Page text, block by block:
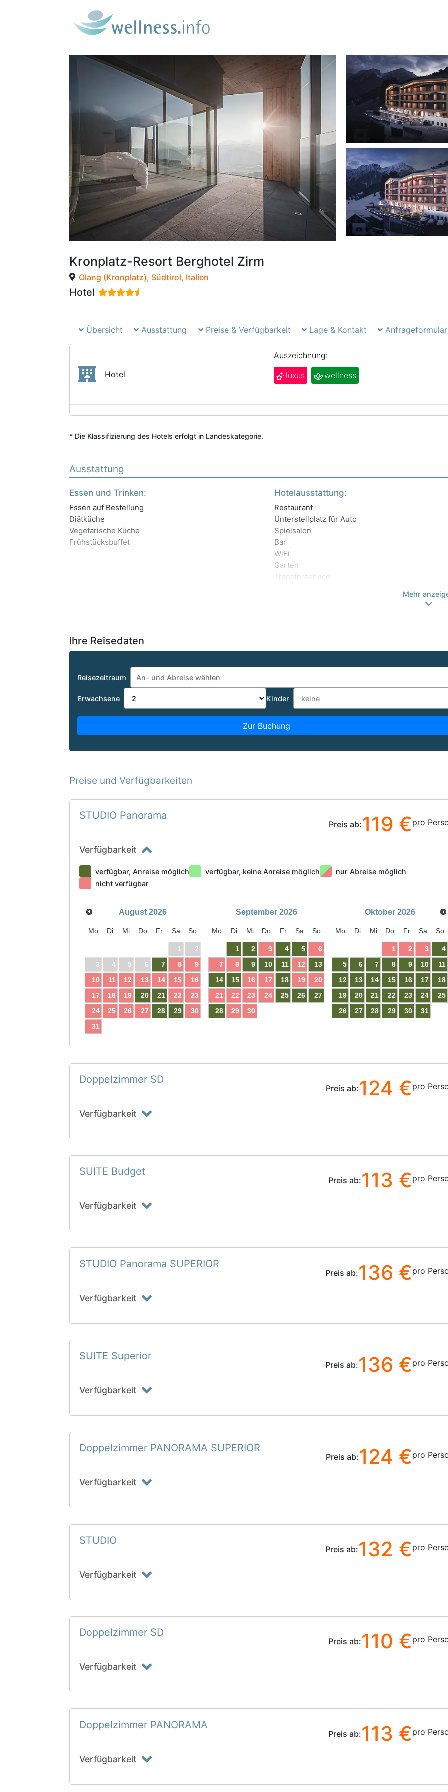
Kronplatz-Resort Berghotel Zirm
Olang (Kronplatz), Südtirol, Italien
Hotel
Übersicht Ausstattung Preise & Verfügbarkeit Lage & Kontakt Anfrageformular
Hotel
Auszeichnung:
luxus
wellness
* Die Klassifizierung des Hotels erfolgt in Landeskategorie.
Ausstattung
Essen und Trinken:
Essen auf Bestellung
Diätküche
Vegetarische Küche
Frühstücksbuffet
Hotelausstattung:
Restaurant
Unterstellplatz für Auto
Spielsalon
Bar
WiFi
Garten
Transferservice
Mehr
Ihre Reisedaten
Reisezeitraum
Erwachsene Kinder
Zur Buchung
Preise und Verfügbarkeiten
STUDIO Panorama
Preis ab:119 €pro
Verfügbarkeit
verfügbar, Anreise möglich verfügbar, keine Anreise möglich
nur Abreise möglich
nicht verfügbar
August 2026
Mo Di Mi Do Fr Sa So
1
2
3
4 5 6 7 8
9
10
11 12 13 14 15
16
17
18 19 20 21 22
23
24
25 26 27 28 29
30
31
September 2026
Mo Di Mi Do Fr Sa So
1 2 3 4 5
6
7
8 9 10 11 12
13
14
15 16 17 18 19
20
21
22 23 24 25 26
27
28
29 30
Oktober 2026
Mo Di Mi Do Fr Sa So
1 2 3
4
5
6 7 8 9 10
11
12
13 14 15 16 17
18
19
20 21 22 23 24
25
26
27 28 29 30 31
Doppelzimmer SD
Preis ab:124 €pro
Verfügbarkeit
SUITE Budget
Preis ab:113 €pro
Verfügbarkeit
STUDIO Panorama SUPERIOR
Preis ab:136 €pro
Verfügbarkeit
SUITE Superior
Preis ab:136 €pro
Verfügbarkeit
Doppelzimmer PANORAMA SUPERIOR
Preis ab:124 €pro
Verfügbarkeit
STUDIO
Preis ab:132 €pro
Verfügbarkeit
Doppelzimmer SD
Preis ab:110 €pro
Verfügbarkeit
Doppelzimmer PANORAMA
Preis ab:113 €pro
Verfügbarkeit